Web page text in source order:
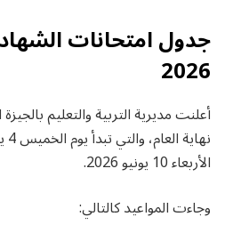
جدول امتحانات
2026
أعلنت مديرية التربية والتعليم
الأربعاء 10 يونيو 2026.
وجاءت المواعيد كالتالي: